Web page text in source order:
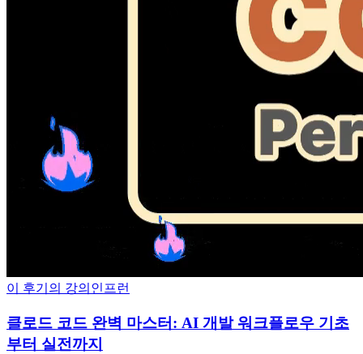
이 후기의 강의 인프런
클로드 코드 완벽 마스터: AI 개발 워크플로우 기초
부터 실전까지